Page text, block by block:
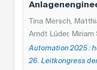
Tina Mersch,
Arndt Lüder, Miriam
Automation 2025 :
26. Leitkongress